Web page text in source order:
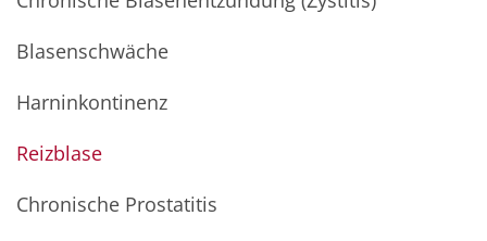
Blasenschwäche
Harninkontinenz
Reizblase
Chronische Prostatitis